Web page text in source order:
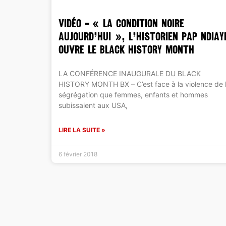
VIDÉO – « La condition noire
aujourd’hui », l’historien Pap
ouvre le Black History Month
LA CONFÉRENCE INAUGURALE DU BLACK
HISTORY MONTH BX – C’est face à la violence de
ségrégation que femmes, enfants et hommes
subissaient aux USA,
LIRE LA SUITE »
6 février 2018